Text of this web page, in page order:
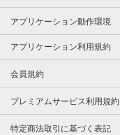
アプリケーション動作環境
アプリケーション利用規約
会員規約
プレミアムサービス利用規約
特定商法取引に基づく表記